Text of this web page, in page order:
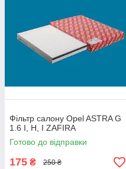
Фільтр салону Opel ASTRA G
1.6 I, H, I ZAFIRA
Готово до відправки
175 ₴ 250 ₴